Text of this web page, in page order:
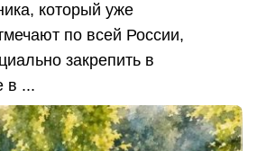
который уже
по всей России,
закрепить в
в ...